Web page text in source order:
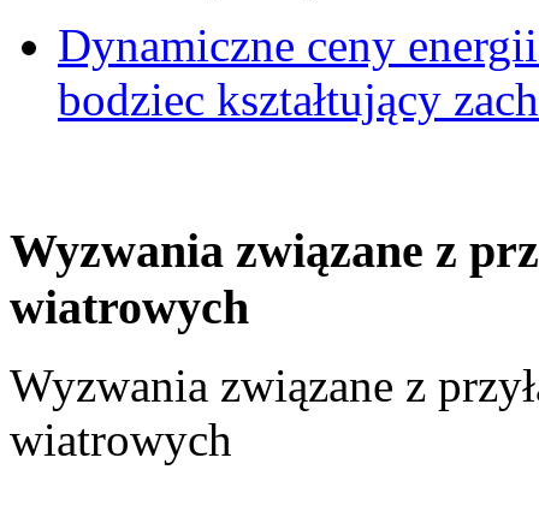
Dynamiczne ceny
bodziec kształtujący
Wyzwania związane z
wiatrowych
Wyzwania związane z
wiatrowych